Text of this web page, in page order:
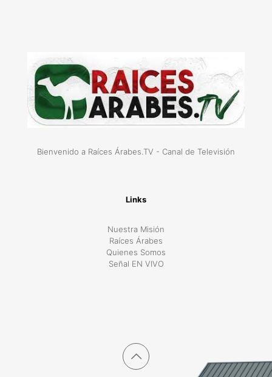
Bienvenido a Raíces Árabes.TV - Canal de Televisión
Links
Nuestra Misión
Raíces Árabes
Quienes Somos
Señal EN VIVO